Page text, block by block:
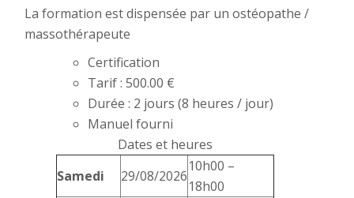
La formation est dispensée par un ostéopathe /
massothérapeute
Certification
Tarif : 500.00 €
Durée : 2 jours (8 heures / jour)
Manuel fourni
Dates et heures
Samedi
29/08/2026
10h00 –
18h00